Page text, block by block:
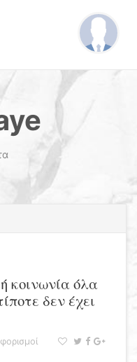
κοινωνία όλα
δεν έχει